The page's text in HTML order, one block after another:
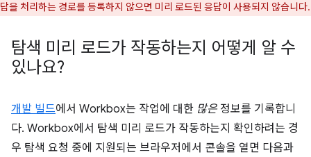
답을 처리하는 경로를 등록하지 않으면 미리 로드된 응답이 사용되지 않습니다.
탐색 미리 로드가 작동하는지 어떻게 알 수
있나요?
개발 빌드에서 Workbox는 작업에 대한 많은정보를 기록합니
다. Workbox에서 탐색 미리 로드가 작동하는지 확인하려는 경
우 탐색 요청 중에 지원되는 브라우저에서 콘솔을 열면 다음과